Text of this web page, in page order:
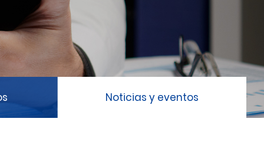
presentación
Historias de éxito
Hitos de la empresa
Hito del producto
Noticias / Eventos
Feria de muestras
GCC Distributor Club
Noticias y eventos